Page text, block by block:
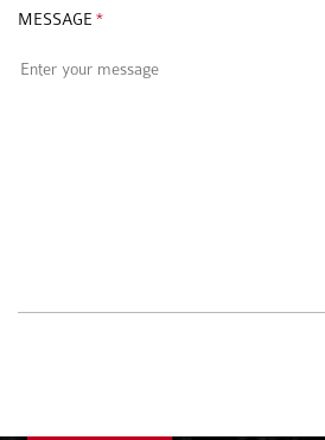
MESSAGE